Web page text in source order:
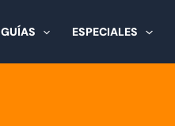
GUÍAS ESPECIALES